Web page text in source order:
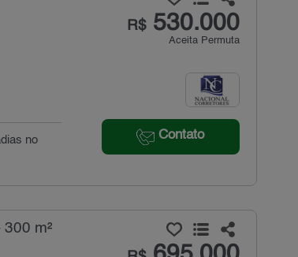
R$530.000
Aceita Permuta
Contato
no
m²